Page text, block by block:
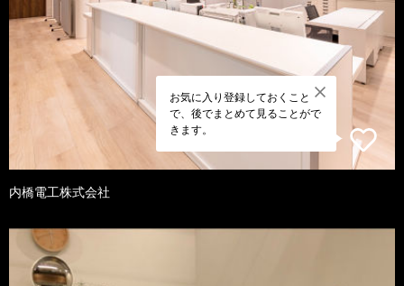
お気に入り登録しておくこと
で、後でまとめて見ることがで
きます。
内橋電工株式会社